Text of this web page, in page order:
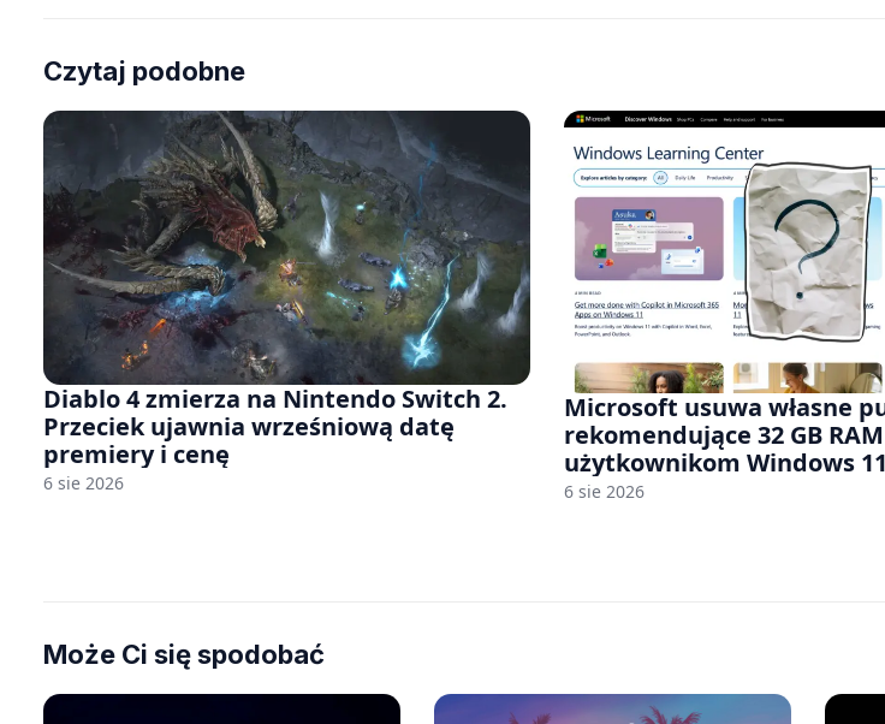
Czytaj podobne
Diablo 4 zmierza na Nintendo Switch 2.
Przeciek ujawnia wrześniową datę
premiery i cenę
6 sie 2026
Microsoft usuwa własne
rekomendujące 32 GB RAM
użytkownikom Windows
nam przy tym komputery z
6 sie 2026
Może Ci się spodobać